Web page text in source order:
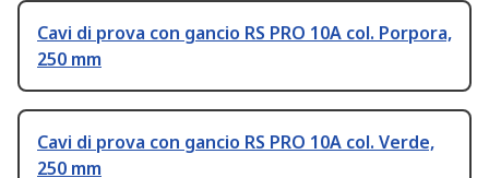
Cavi di prova con gancio RS PRO 10A col. Porpora,
250 mm
Cavi di prova con gancio RS PRO 10A col. Verde,
250 mm